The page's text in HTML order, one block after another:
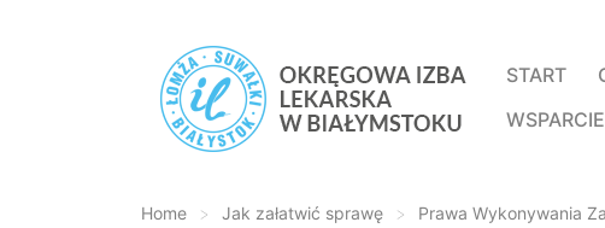
START
Home > Jak załatwić sprawę > Prawa Wykonywania